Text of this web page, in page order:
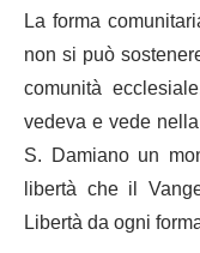
La forma
non si può
comunità
vedeva e vede
S. Damiano un
libertà che il
Libertà da ogni